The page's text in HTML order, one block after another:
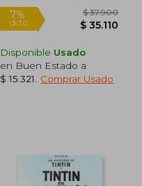
$
Disponible Usado
en Buen Estado a
$ 15.321
Comprar Usado